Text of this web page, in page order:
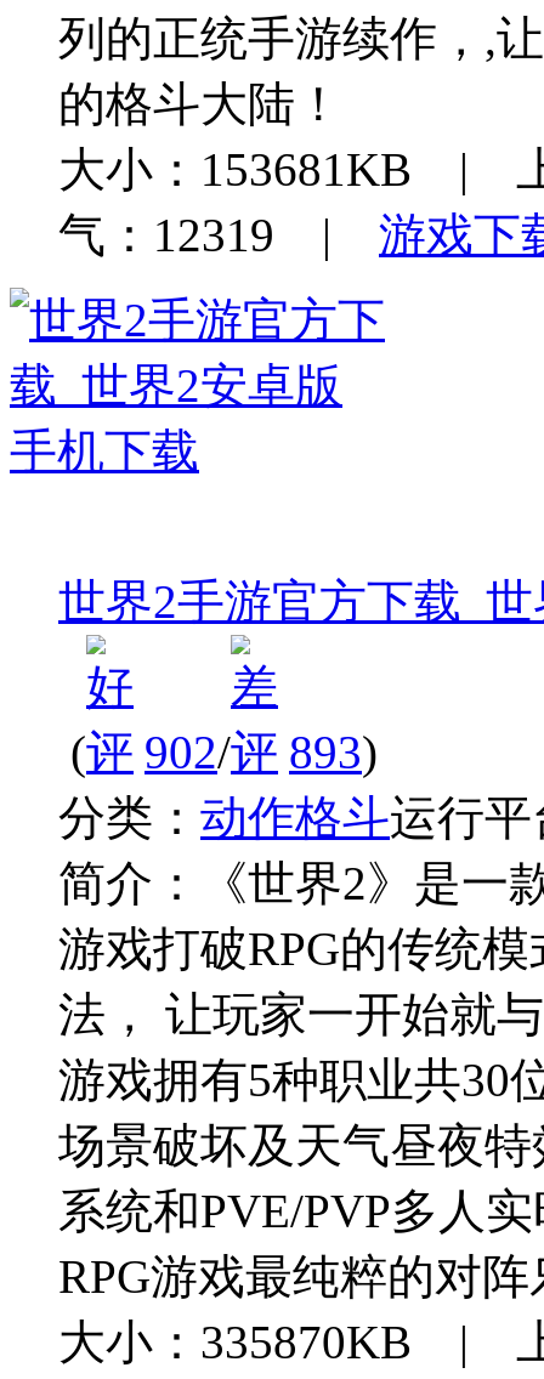
列的正统手游续作，,
的格斗大陆！
大小：153681KB |
气：12319 | 游戏下
世界2手游官方下载_
( 902/ 893)
分类： 动作格斗运行平
简介：
《世界2》是一
游戏打破RPG的传统
法， 让玩家一开始就
游戏拥有5种职业共30
场景破坏及天气昼夜
系统和PVE/PVP多人
RPG游戏最纯粹的对
大小：335870KB |